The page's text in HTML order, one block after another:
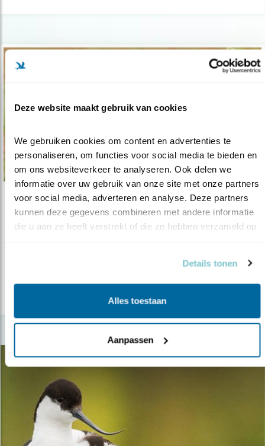
Deze website maakt gebruik van cookies
We gebruiken cookies om content en advertenties te
personaliseren, om functies voor social media te bieden en
om ons websiteverkeer te analyseren. Ook delen we
informatie over uw gebruik van onze site met onze partners
voor social media, adverteren en analyse. Deze partners
kunnen deze gegevens combineren met andere informatie
die u aan ze heeft verstrekt of die ze hebben verzameld op
Details tonen
Alles toestaan
Aanpassen
Nieuws
Deelnemers Postcode Loterij bedankt!